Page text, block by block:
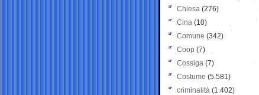
Chiesa (276)
Cina (10)
Comune (342)
Coop (7)
Cossiga (7)
Costume (5.581)
criminalità (1.402)